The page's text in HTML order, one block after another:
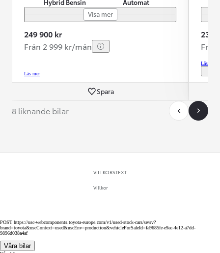
Visa mer
249 900 kr
Från 2 999 kr/mån
Läs mer
Spara
239
Läs mer
8 liknande bilar
VILLKORSTEXT
Villkor
POST https://usc-webcomponents.toyota-europe.com/v1/used-stock-cars/se/sv?
brand=toyota&uscContext=used&uscEnv=production&vehicleForSaleId=fa9685fe-e9ac-4e12-a7dd-
9896d038a4af
Våra bilar